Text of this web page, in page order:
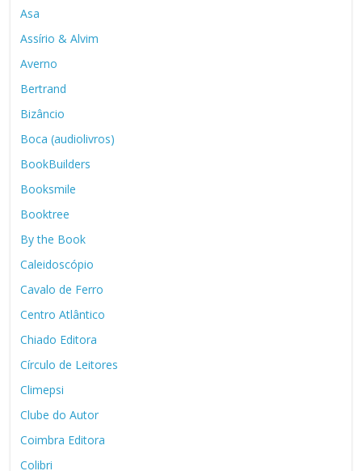
Asa
Assírio & Alvim
Averno
Bertrand
Bizâncio
Boca (audiolivros)
BookBuilders
Booksmile
Booktree
By the Book
Caleidoscópio
Cavalo de Ferro
Centro Atlântico
Chiado Editora
Círculo de Leitores
Climepsi
Clube do Autor
Coimbra Editora
Colibri